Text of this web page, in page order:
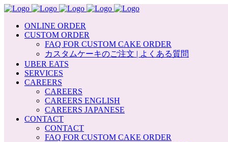
ONLINE ORDER
CUSTOM ORDER
FAQ FOR CUSTOM CAKE ORDER
カスタムケーキのご注文 | よくある質問
UBER EATS
SERVICES
CAREERS
CAREERS
CAREERS ENGLISH
CAREERS JAPANESE
CONTACT
CONTACT
FAQ FOR CUSTOM CAKE ORDER